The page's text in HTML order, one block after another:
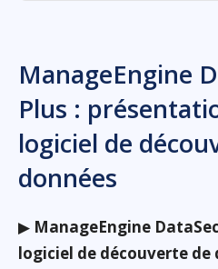
ManageEngine
Plus :
logiciel de
données
▶ ManageEngine
logiciel de découverte de